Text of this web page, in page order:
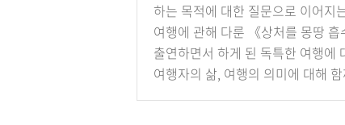
하는 목적에 대한 질문으로 이어지
여행에 관해 다룬 《상처를 몽땅
출연하면서 하게 된 독특한 여행에
여행자의 삶, 여행의 의미에 대해